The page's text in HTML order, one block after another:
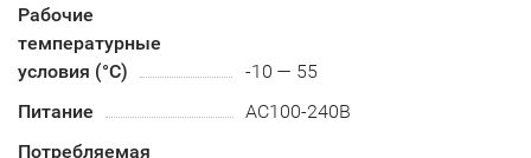
Рабочие
температурные
условия (°С)
-10 — 55
Питание
AC100-240B
Потребляемая